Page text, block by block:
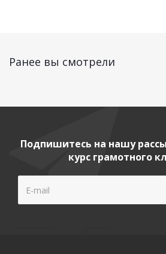
Ранее вы смотрели
Подпишитесь на нашу
курс грамотного